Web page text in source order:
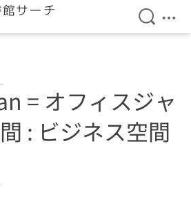
検索を
メ
= オフィスジャ
: ビジネス空間